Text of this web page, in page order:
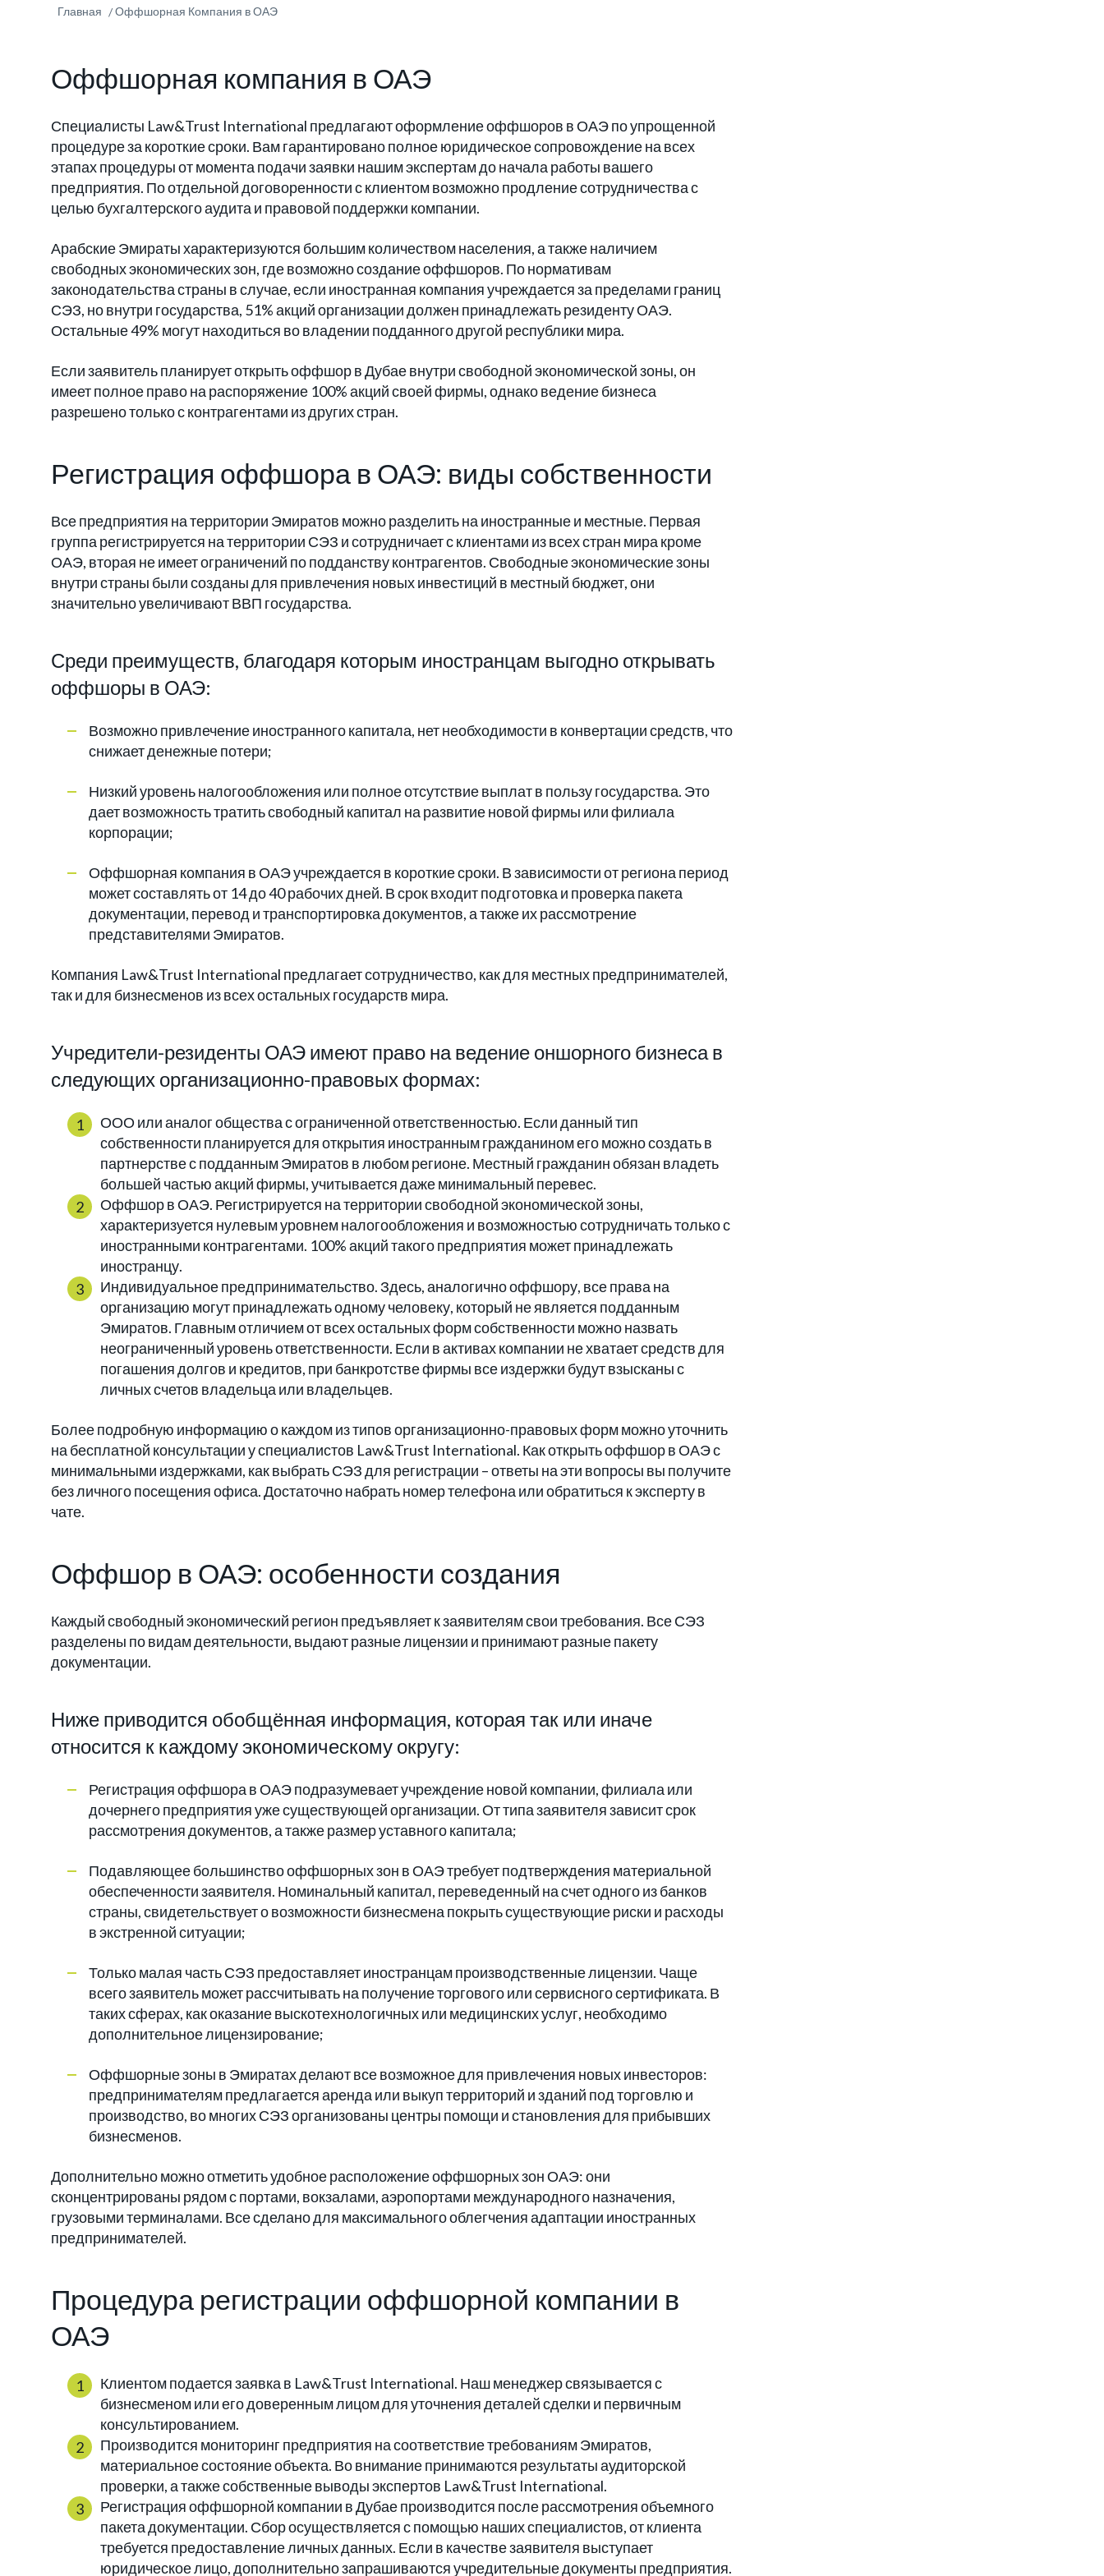
Главная Оффшорная Компания в ОАЭ
Оффшорная компания в ОАЭ
Специалисты Law&Trust International предлагают оформление оффшоров в ОАЭ по упрощенной
процедуре за короткие сроки. Вам гарантировано полное юридическое сопровождение на всех
этапах процедуры от момента подачи заявки нашим экспертам до начала работы вашего
предприятия. По отдельной договоренности с клиентом возможно продление сотрудничества с
целью бухгалтерского аудита и правовой поддержки компании.
Арабские Эмираты характеризуются большим количеством населения, а также наличием
свободных экономических зон, где возможно создание оффшоров. По нормативам
законодательства страны в случае, если иностранная компания учреждается за пределами границ
СЭЗ, но внутри государства, 51% акций организации должен принадлежать резиденту ОАЭ.
Остальные 49% могут находиться во владении подданного другой республики мира.
Если заявитель планирует открыть оффшор в Дубае внутри свободной экономической зоны, он
имеет полное право на распоряжение 100% акций своей фирмы, однако ведение бизнеса
разрешено только с контрагентами из других стран.
Регистрация оффшора в ОАЭ: виды собственности
Все предприятия на территории Эмиратов можно разделить на иностранные и местные. Первая
группа регистрируется на территории СЭЗ и сотрудничает с клиентами из всех стран мира кроме
ОАЭ, вторая не имеет ограничений по подданству контрагентов. Свободные экономические зоны
внутри страны были созданы для привлечения новых инвестиций в местный бюджет, они
значительно увеличивают ВВП государства.
Среди преимуществ, благодаря которым иностранцам выгодно открывать
оффшоры в ОАЭ:
Возможно привлечение иностранного капитала, нет необходимости в конвертации средств, что
снижает денежные потери;
Низкий уровень налогообложения или полное отсутствие выплат в пользу государства. Это
дает возможность тратить свободный капитал на развитие новой фирмы или филиала
корпорации;
Оффшорная компания в ОАЭ учреждается в короткие сроки. В зависимости от региона период
может составлять от 14 до 40 рабочих дней. В срок входит подготовка и проверка пакета
документации, перевод и транспортировка документов, а также их рассмотрение
представителями Эмиратов.
Компания Law&Trust International предлагает сотрудничество, как для местных предпринимателей,
так и для бизнесменов из всех остальных государств мира.
Учредители-резиденты ОАЭ имеют право на ведение оншорного бизнеса в
следующих организационно-правовых формах:
ООО или аналог общества с ограниченной ответственностью. Если данный тип
собственности планируется для открытия иностранным гражданином его можно создать в
партнерстве с подданным Эмиратов в любом регионе. Местный гражданин обязан владеть
большей частью акций фирмы, учитывается даже минимальный перевес.
Оффшор в ОАЭ. Регистрируется на территории свободной экономической зоны,
характеризуется нулевым уровнем налогообложения и возможностью сотрудничать только с
иностранными контрагентами. 100% акций такого предприятия может принадлежать
иностранцу.
Индивидуальное предпринимательство. Здесь, аналогично оффшору, все права на
организацию могут принадлежать одному человеку, который не является подданным
Эмиратов. Главным отличием от всех остальных форм собственности можно назвать
неограниченный уровень ответственности. Если в активах компании не хватает средств для
погашения долгов и кредитов, при банкротстве фирмы все издержки будут взысканы с
личных счетов владельца или владельцев.
Более подробную информацию о каждом из типов организационно-правовых форм можно уточнить
на бесплатной консультации у специалистов Law&Trust International. Как открыть оффшор в ОАЭ с
минимальными издержками, как выбрать СЭЗ для регистрации – ответы на эти вопросы вы получите
без личного посещения офиса. Достаточно набрать номер телефона или обратиться к эксперту в
чате.
Оффшор в ОАЭ: особенности создания
Каждый свободный экономический регион предъявляет к заявителям свои требования. Все СЭЗ
разделены по видам деятельности, выдают разные лицензии и принимают разные пакету
документации.
Ниже приводится обобщённая информация, которая так или иначе
относится к каждому экономическому округу:
Регистрация оффшора в ОАЭ подразумевает учреждение новой компании, филиала или
дочернего предприятия уже существующей организации. От типа заявителя зависит срок
рассмотрения документов, а также размер уставного капитала;
Подавляющее большинство оффшорных зон в ОАЭ требует подтверждения материальной
обеспеченности заявителя. Номинальный капитал, переведенный на счет одного из банков
страны, свидетельствует о возможности бизнесмена покрыть существующие риски и расходы
в экстренной ситуации;
Только малая часть СЭЗ предоставляет иностранцам производственные лицензии. Чаще
всего заявитель может рассчитывать на получение торгового или сервисного сертификата. В
таких сферах, как оказание выскотехнологичных или медицинских услуг, необходимо
дополнительное лицензирование;
Оффшорные зоны в Эмиратах делают все возможное для привлечения новых инвесторов:
предпринимателям предлагается аренда или выкуп территорий и зданий под торговлю и
производство, во многих СЭЗ организованы центры помощи и становления для прибывших
бизнесменов.
Дополнительно можно отметить удобное расположение оффшорных зон ОАЭ: они
сконцентрированы рядом с портами, вокзалами, аэропортами международного назначения,
грузовыми терминалами. Все сделано для максимального облегчения адаптации иностранных
предпринимателей.
Процедура регистрации оффшорной компании в
ОАЭ
Клиентом подается заявка в Law&Trust International. Наш менеджер связывается с
бизнесменом или его доверенным лицом для уточнения деталей сделки и первичным
консультированием.
Производится мониторинг предприятия на соответствие требованиям Эмиратов,
материальное состояние объекта. Во внимание принимаются результаты аудиторской
проверки, а также собственные выводы экспертов Law&Trust International.
Регистрация оффшорной компании в Дубае производится после рассмотрения объемного
пакета документации. Сбор осуществляется с помощью наших специалистов, от клиента
требуется предоставление личных данных. Если в качестве заявителя выступает
юридическое лицо, дополнительно запрашиваются учредительные документы предприятия.